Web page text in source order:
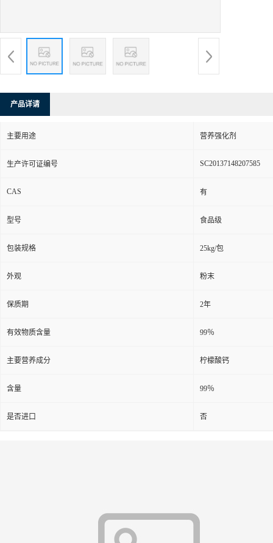
产品详请
主要用途 营养强化剂
生产许可证编号 SC20137148207585
CAS 有
型号 食品级
包装规格 25kg/包
外观 粉末
保质期 2年
有效物质含量 99％
主要营养成分 柠檬酸钙
含量 99％
是否进口 否